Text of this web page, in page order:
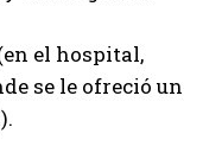
el hospital,
se le ofreció un